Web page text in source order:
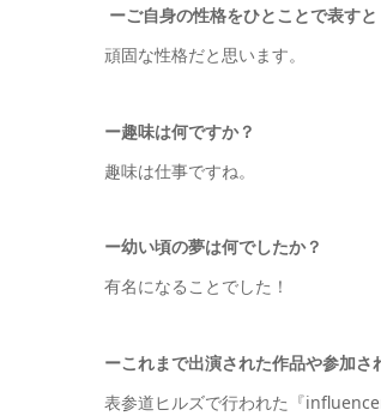
ーご自身の性格をひとことで表すと
頑固な性格だと思います。
ー趣味は何ですか？
趣味は仕事ですね。
ー幼い頃の夢は何でしたか？
有名になることでした！
ーこれまで出演された作品や参加さ
表参道ヒルズで行われた『